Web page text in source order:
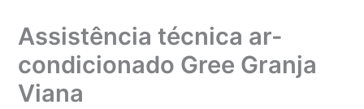
Assistência técnica ar-
condicionado Gree Granja
Viana